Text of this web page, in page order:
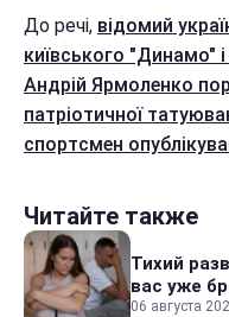
До речі, відомий
київського "Динамо" і
Андрій Ярмоленко
патріотичної
спортсмен
Читайте также
Тихий
вас уже
06 августа